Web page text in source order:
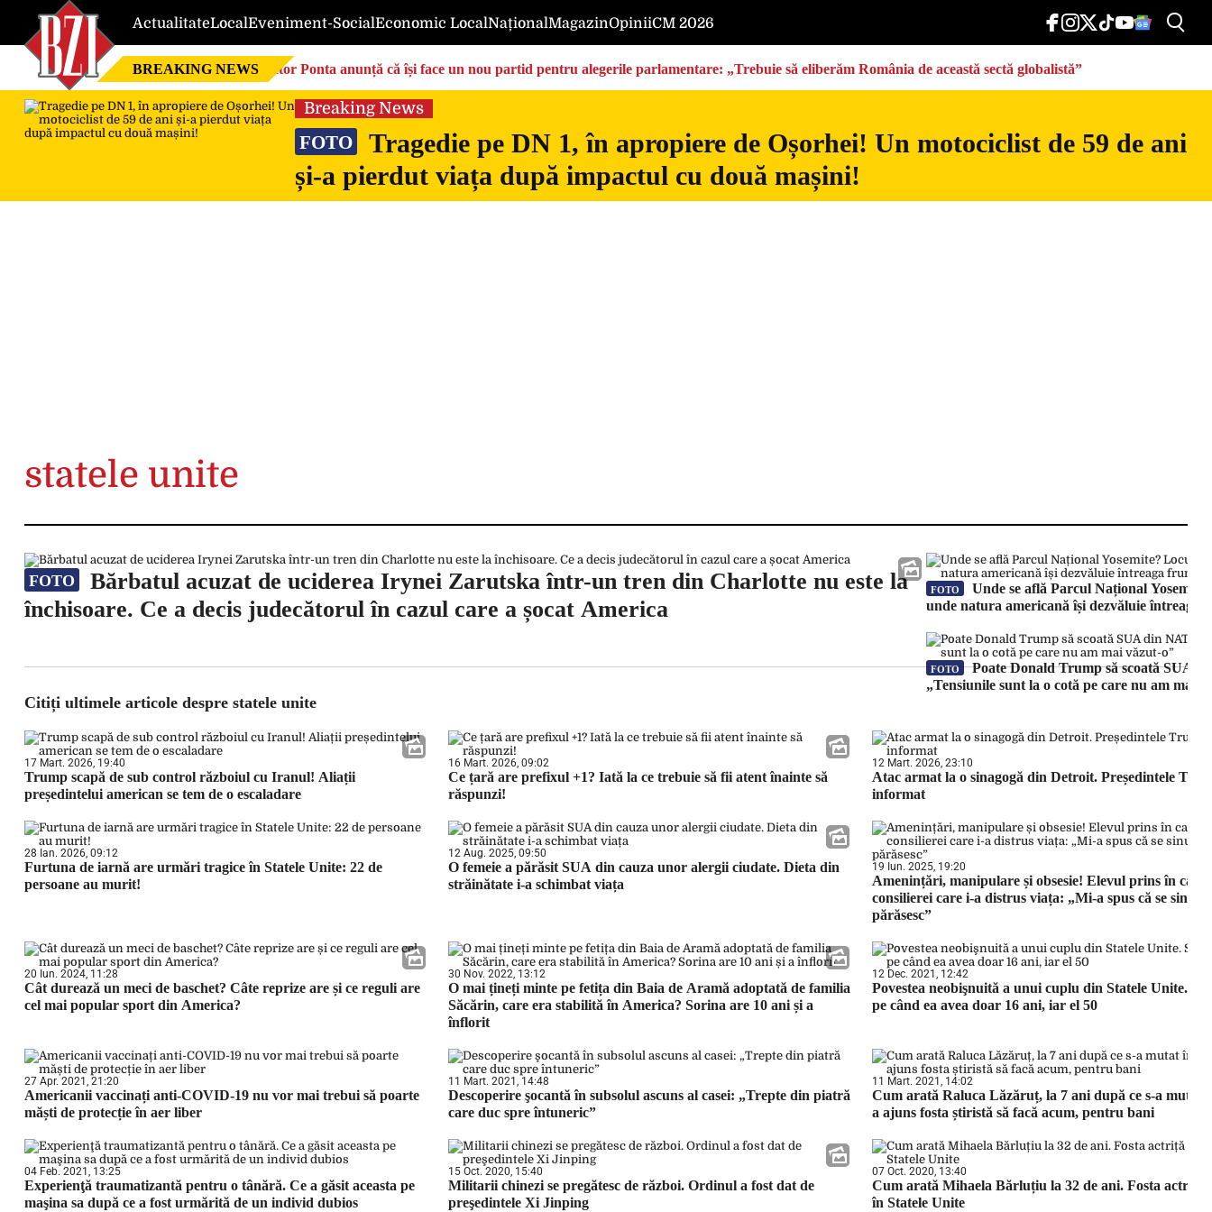
ActualitateLocalEveniment-SocialEconomic LocalNaționalMagazinOpiniiCM 2026
BREAKING NEWS Victor Ponta anunță că își face un nou partid pentru alegerile parlamentare: „Trebuie să eliberăm România de această sectă globalistă”
Breaking News
FOTO
Tragedie pe DN 1, în apropiere de Oșorhei! Un motociclist de 59 de ani
și-a pierdut viața după impactul cu două mașini!
statele unite
FOTO
Bărbatul acuzat de uciderea Irynei Zarutska într-un tren din Charlotte nu este la
închisoare. Ce a decis judecătorul în cazul care a șocat America
FOTO
Unde se află Parcul Național
unde natura americană își dezvăluie întreaga
FOTO
Poate Donald Trump să scoată SUA
„Tensiunile sunt la o cotă pe care nu am mai
Citiți ultimele articole despre statele unite
17 Mart. 2026, 19:40
Trump scapă de sub control războiul cu Iranul! Aliații
președintelui american se tem de o escaladare
16 Mart. 2026, 09:02
Ce țară are prefixul +1? Iată la ce trebuie să fii atent înainte să
răspunzi!
12 Mart. 2026, 23:10
Atac armat la o sinagogă din Detroit. Președintele
informat
28 Ian. 2026, 09:12
Furtuna de iarnă are urmări tragice în Statele Unite: 22 de
persoane au murit!
12 Aug. 2025, 09:50
O femeie a părăsit SUA din cauza unor alergii ciudate. Dieta din
străinătate i-a schimbat viața
19 Iun. 2025, 19:20
Amenințări, manipulare și obsesie! Elevul prins în
consilierei care i-a distrus viața: „Mi-a spus că se
părăsesc”
20 Iun. 2024, 11:28
Cât durează un meci de baschet? Câte reprize are și ce reguli are
cel mai popular sport din America?
30 Nov. 2022, 13:12
O mai țineți minte pe fetița din Baia de Aramă adoptată de familia
Săcărin, care era stabilită în America? Sorina are 10 ani și a
înflorit
12 Dec. 2021, 12:42
Povestea neobişnuită a unui cuplu din Statele Unite. S-
pe când ea avea doar 16 ani, iar el 50
27 Apr. 2021, 21:20
Americanii vaccinați anti-COVID-19 nu vor mai trebui să poarte
măști de protecție în aer liber
11 Mart. 2021, 14:48
Descoperire şocantă în subsolul ascuns al casei: „Trepte din piatră
care duc spre întuneric”
11 Mart. 2021, 14:02
Cum arată Raluca Lăzăruț, la 7 ani după ce s-a mutat
a ajuns fosta știristă să facă acum, pentru bani
04 Feb. 2021, 13:25
Experienţă traumatizantă pentru o tânără. Ce a găsit aceasta pe
maşina sa după ce a fost urmărită de un individ dubios
15 Oct. 2020, 15:40
Militarii chinezi se pregătesc de război. Ordinul a fost dat de
preşedintele Xi Jinping
07 Oct. 2020, 13:40
Cum arată Mihaela Bărluțiu la 32 de ani. Fosta actriță
în Statele Unite